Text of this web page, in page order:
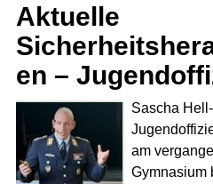
Aktuelle
en –
Sascha
am
Gymnasium